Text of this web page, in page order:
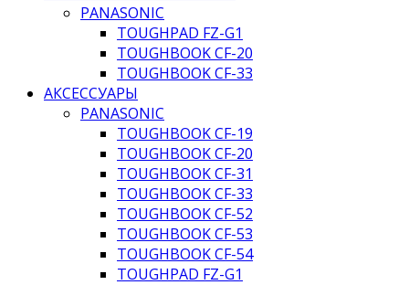
PANASONIC
TOUGHPAD FZ-G1
TOUGHBOOK CF-20
TOUGHBOOK CF-33
АКСЕССУАРЫ
PANASONIC
TOUGHBOOK CF-19
TOUGHBOOK CF-20
TOUGHBOOK CF-31
TOUGHBOOK CF-33
TOUGHBOOK CF-52
TOUGHBOOK CF-53
TOUGHBOOK CF-54
TOUGHPAD FZ-G1